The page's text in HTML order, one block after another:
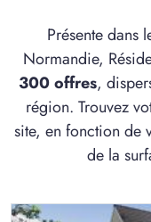
Présente dans
Normandie,
300 offres,
région. Trouvez
site, en fonction de
de la